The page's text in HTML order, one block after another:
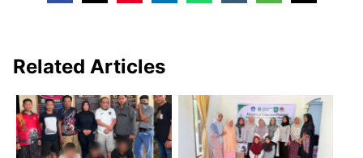
Related Articles